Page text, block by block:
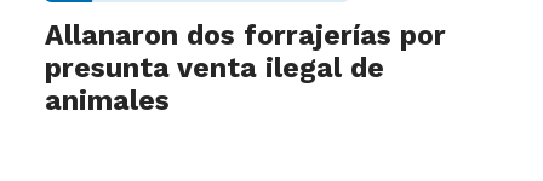
Allanaron dos forrajerías por
presunta venta ilegal de
animales